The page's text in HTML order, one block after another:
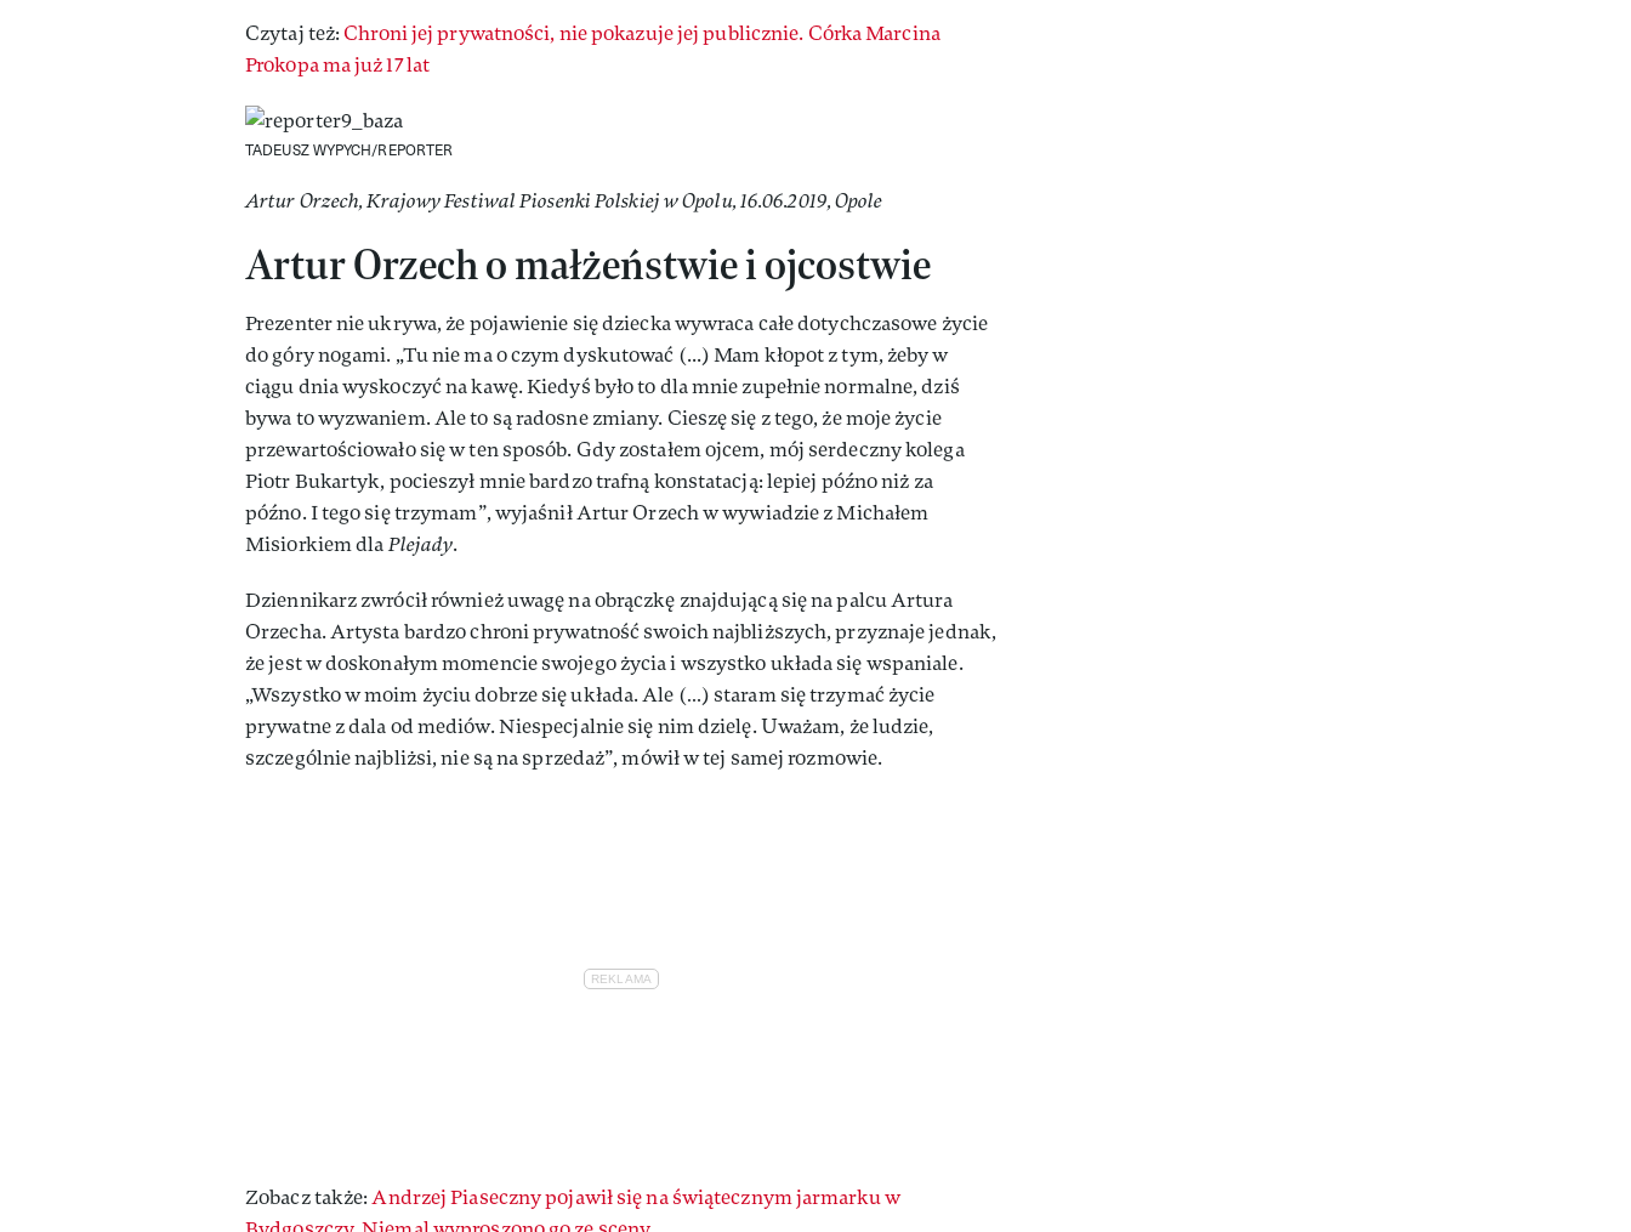
Czytaj też: Chroni jej prywatności, nie pokazuje jej publicznie. Córka Marcina
Prokopa ma już 17 lat
TADEUSZ WYPYCH/REPORTER
Artur Orzech, Krajowy Festiwal Piosenki Polskiej w Opolu, 16.06.2019, Opole
Artur Orzech o małżeństwie i ojcostwie
Prezenter nie ukrywa, że pojawienie się dziecka wywraca całe dotychczasowe życie
do góry nogami. „Tu nie ma o czym dyskutować (...) Mam kłopot z tym, żeby w
ciągu dnia wyskoczyć na kawę. Kiedyś było to dla mnie zupełnie normalne, dziś
bywa to wyzwaniem. Ale to są radosne zmiany. Cieszę się z tego, że moje życie
przewartościowało się w ten sposób. Gdy zostałem ojcem, mój serdeczny kolega
Piotr Bukartyk, pocieszył mnie bardzo trafną konstatacją: lepiej późno niż za
późno. I tego się trzymam”, wyjaśnił Artur Orzech w wywiadzie z Michałem
Misiorkiem dlaPlejady.
Dziennikarz zwrócił również uwagę na obrączkę znajdującą się na palcu Artura
Orzecha. Artysta bardzo chroni prywatność swoich najbliższych, przyznaje jednak,
że jest w doskonałym momencie swojego życia i wszystko układa się wspaniale.
„Wszystko w moim życiu dobrze się układa. Ale (…) staram się trzymać życie
prywatne z dala od mediów. Niespecjalnie się nim dzielę. Uważam, że ludzie,
szczególnie najbliżsi, nie są na sprzedaż”, mówił w tej samej rozmowie.
Zobacz także:Andrzej Piaseczny pojawił się na świątecznym jarmarku w